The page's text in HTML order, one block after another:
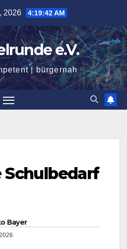
2026 4:19:44 AM
e.V.
| bürgernah
Schulbedarf
Bayer